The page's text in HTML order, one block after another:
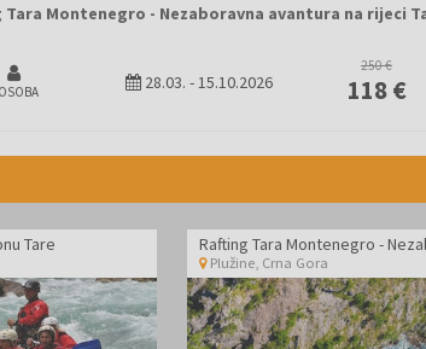
Tara Montenegro - Nezaboravna avantura na rijeci
28.03. -15.10.2026
250 €
118 €
Tare
Plužine, Crna Gora